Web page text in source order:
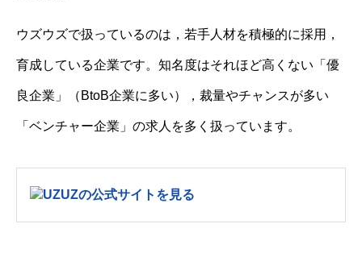
ウズウズで扱っているのは，若手人材を積極的に採用，
育成している企業です。知名度はそれほど高くない「優
良企業」（BtoB企業に多い），裁量やチャンスが多い
「ベンチャー企業」の求人を多く扱っています。
UZUZの公式サイトを見る